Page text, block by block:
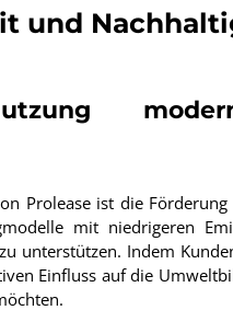
und
Prolease ist die
mit niedrigeren
unterstützen. Indem
Einfluss auf die